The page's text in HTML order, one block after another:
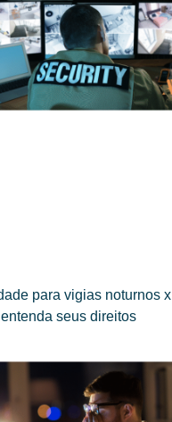
para vigias noturnos x
seus direitos